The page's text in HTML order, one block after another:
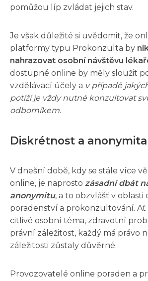
pomůžou líp zvládat jejich stav.
Je však důležité si uvědomit, že
platformy typu Prokonzulta by
nahrazovat osobní návštěvu
dostupné online by měly sloužit
vzdělávací účely a v případě
potíží je vždy nutné konzultovat
odborníkem.
Diskrétnost a anonymita
V dnešní době, kdy se stále více
online, je naprosto zásadní dbát
anonymitu, a to obzvlášť v oblasti
poradenství a prokonzultování. Ať
citlivé osobní téma, zdravotní
právní záležitost, každý má právo
záležitosti zůstaly důvěrné.
Provozovatelé online poraden a